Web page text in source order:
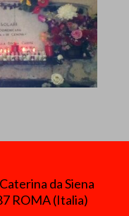
da Siena
ROMA (Italia)